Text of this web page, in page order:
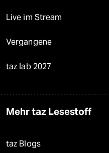
Live im Stream
Vergangene
taz lab 2027
Mehr taz Lesestoff
taz Blogs